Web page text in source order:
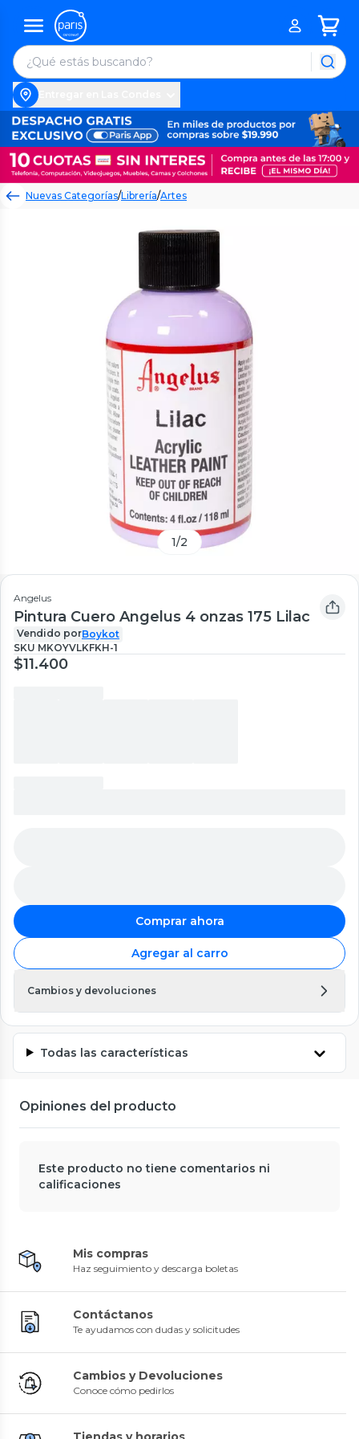
Nuevas Categorías/Librería/Artes
1/2
Angelus
Pintura Cuero Angelus 4 onzas 175 Lilac
Vendido porBoykot
SKU MKOYVLKFKH-1
$11.400
Comprar ahora
Agregar al carro
Cambios y devoluciones
Todas las características
Opiniones del producto
Este producto no tiene comentarios ni
calificaciones
Mis compras
Haz seguimiento y descarga boletas
Contáctanos
Te ayudamos con dudas y solicitudes
Cambios y Devoluciones
Conoce cómo pedirlos